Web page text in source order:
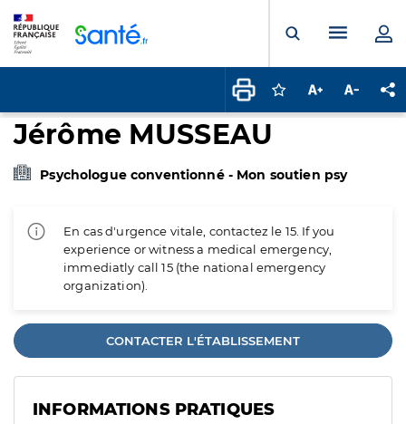
Ouvrir laMenu
Connectez-vous
Augmenter la
Jérôme MUSSEAU
Psychologue conventionné - Mon soutien psy
En cas d'urgence vitale, contactez le 15. If you
experience or witness a medical emergency,
immediatly call 15 (the national emergency
organization).
CONTACTER L'ÉTABLISSEMENT
INFORMATIONS PRATIQUES